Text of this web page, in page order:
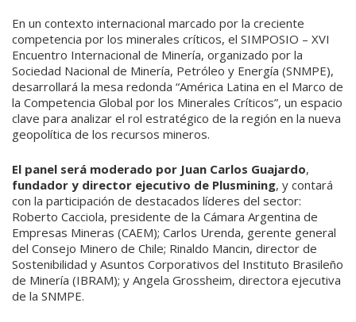
En un contexto internacional marcado por la creciente
competencia por los minerales críticos, el SIMPOSIO – XVI
Encuentro Internacional de Minería, organizado por la
Sociedad Nacional de Minería, Petróleo y Energía (SNMPE),
desarrollará la mesa redonda “América Latina en el Marco de
la Competencia Global por los Minerales Críticos”, un espacio
clave para analizar el rol estratégico de la región en la nueva
geopolítica de los recursos mineros.
El panel será moderado por Juan Carlos Guajardo,
fundador y director ejecutivo de Plusmining, y contará
con la participación de destacados líderes del sector:
Roberto Cacciola, presidente de la Cámara Argentina de
Empresas Mineras (CAEM); Carlos Urenda, gerente general
del Consejo Minero de Chile; Rinaldo Mancin, director de
Sostenibilidad y Asuntos Corporativos del Instituto Brasileño
de Minería (IBRAM); y Angela Grossheim, directora ejecutiva
de la SNMPE.